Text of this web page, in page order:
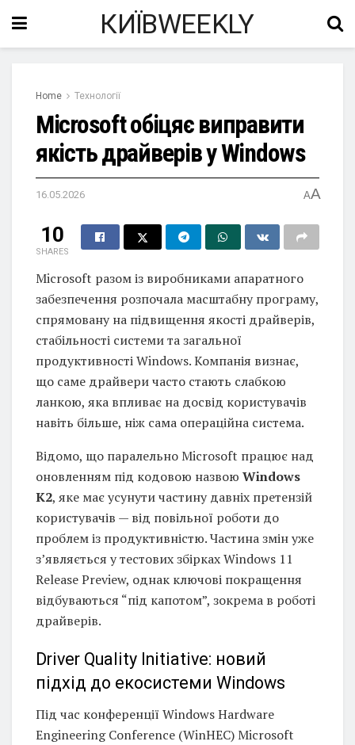
КИЇВWEEKLY
Home Технології
Microsoft обіцяє виправити
якість драйверів у Windows
16.05.2026 AA
10
SHARES
Microsoft разом із виробниками апаратного
забезпечення розпочала масштабну програму,
спрямовану на підвищення якості драйверів,
стабільності системи та загальної
продуктивності Windows. Компанія визнає,
що саме драйвери часто стають слабкою
ланкою, яка впливає на досвід користувачів
навіть більше, ніж сама операційна система.
Відомо, що паралельно Microsoft працює над
оновленням під кодовою назвою Windows
K2, яке має усунути частину давніх претензій
користувачів — від повільної роботи до
проблем із продуктивністю. Частина змін уже
з’являється у тестових збірках Windows 11
Release Preview, однак ключові покращення
відбуваються “під капотом”, зокрема в роботі
драйверів.
Driver Quality Initiative: новий
підхід до екосистеми Windows
Під час конференції Windows Hardware
Engineering Conference (WinHEC) Microsoft